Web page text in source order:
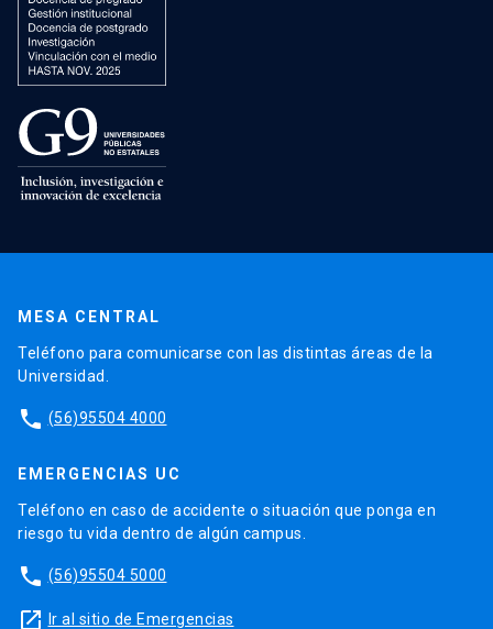
MESA CENTRAL
Teléfono para comunicarse con las distintas áreas de la
Universidad.
phone (56)95504 4000
EMERGENCIAS UC
Teléfono en caso de accidente o situación que ponga en
riesgo tu vida dentro de algún campus.
phone (56)95504 5000
launch Ir al sitio de Emergencias